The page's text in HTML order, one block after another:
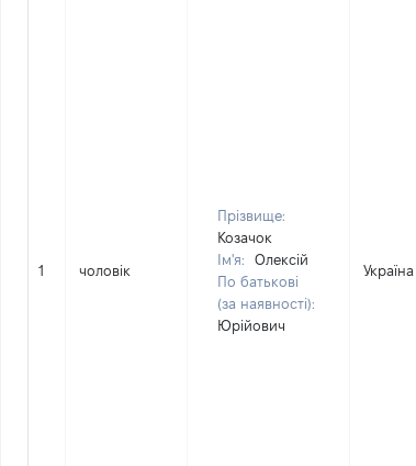
1 чоловік
Прізвище:
Козачок
Ім'я:
Олексій
По батькові
(за наявності):
Юрійович
Україна